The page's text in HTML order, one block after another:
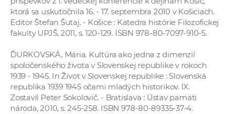
ktorá sa uskutočnila 16. - 17. septembra 2010 v Košiciach.
Editor Štefan Šutaj. - Košice : Katedra histórie Filozofickej
fakulty UPJŠ, 2011, s. 120-129. ISBN 978-80-7097-910-5.
ĎURKOVSKÁ, Mária. Kultúra ako jedna z dimenzií
spoločenského života v Slovenskej republike v rokoch
1939 - 1945. In Život v Slovenskej republike : Slovenská
republika 1939 1945 očami mladých historikov. IX.
Zostavil Peter Sokolovič. - Bratislava : Ústav pamäti
národa, 2010, s. 245-258. ISBN 978-80-89335-37-4.